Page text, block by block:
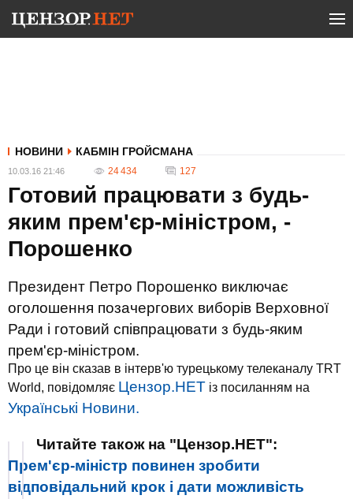
НОВИНИ КАБМІН ГРОЙСМАНА
10.03.16 21:46 24 434 127
Готовий працювати з будь-
яким прем'єр-міністром, -
Порошенко
Президент Петро Порошенко виключає
оголошення позачергових виборів Верховної
Ради і готовий співпрацювати з будь-яким
прем'єр-міністром.
Про це він сказав в інтерв'ю турецькому телеканалу TRT
World, повідомляє Цензор.НЕТ із посиланням на
Українські Новини.
Читайте також на "Цензор.НЕТ":
Прем'єр-міністр повинен зробити
відповідальний крок і дати можливість